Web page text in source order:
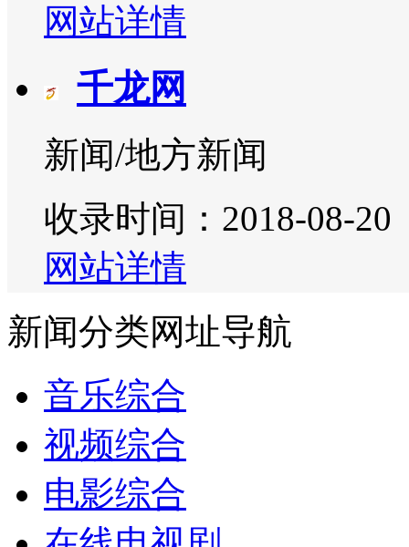
网站详情
千龙网
新闻/地方新闻
收录时间：2018-08-20
网站详情
新闻分类网址导航
音乐综合
视频综合
电影综合